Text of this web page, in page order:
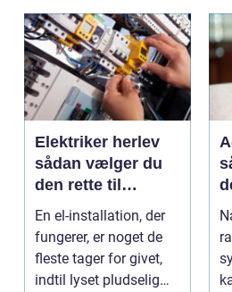
Elektriker herlev
sådan vælger du
den rette til
opgaven
En el-installation, der
fungerer, er noget de
fleste tager for givet,
indtil lyset pludselig